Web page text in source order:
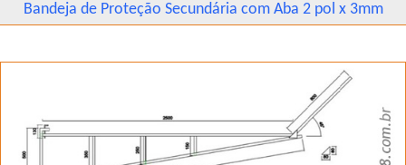
Bandeja de Proteção Secundária com Aba 2 pol x 3mm